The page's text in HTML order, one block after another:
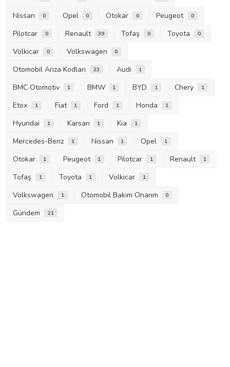
Nissan 0 Opel 0 Otokar 0 Peugeot 0
Pilotcar 0 Renault 39 Tofaş 0 Toyota 0
Volkicar 0 Volkswagen 0
Otomobil Arıza Kodları 23 Audi 1
BMC Otomotiv 1 BMW 1 BYD 1 Chery 1
Etox 1 Fiat 1 Ford 1 Honda 1
Hyundai 1 Karsan 1 Kia 1
Mercedes-Benz 1 Nissan 1 Opel 1
Otokar 1 Peugeot 1 Pilotcar 1 Renault 1
Tofaş 1 Toyota 1 Volkicar 1
Volkswagen 1 Otomobil Bakım Onarım 0
Gündem 21